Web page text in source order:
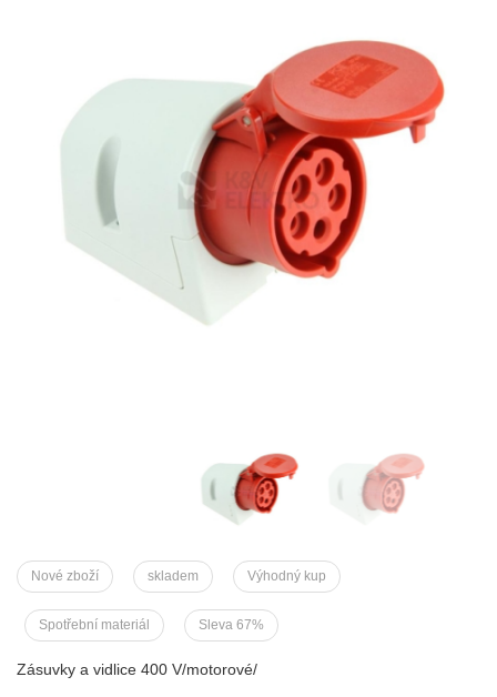
Nové zboží skladem Výhodný kup
Spotřební materiál Sleva 67%
Zásuvky a vidlice 400 V/motorové/